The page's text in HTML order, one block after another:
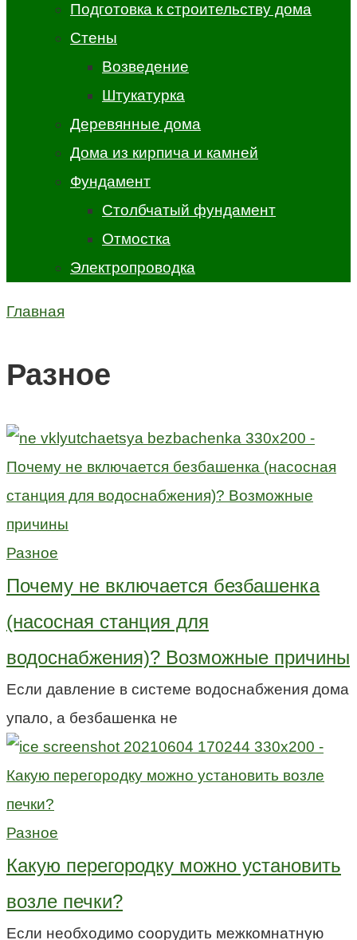
Подготовка к строительству дома
Стены
Возведение
Штукатурка
Деревянные дома
Дома из кирпича и камней
Фундамент
Столбчатый фундамент
Отмостка
Электропроводка
Главная
Разное
Разное
Почему не включается безбашенка
(насосная станция для
водоснабжения)? Возможные причины
Если давление в системе водоснабжения дома
упало, а безбашенка не
Разное
Какую перегородку можно установить
возле печки?
Если необходимо соорудить межкомнатную